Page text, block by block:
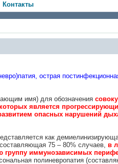
Контакты
острая
имя) для обозначения
является
опасных нарушений
как
75 – 80% случаев, в
группу иммунозависимых
полиневропатия